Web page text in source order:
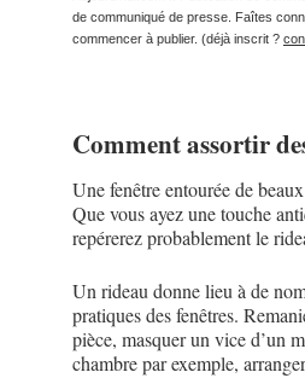
de communiqué de presse. Faîtes
commencer à publier. (déjà inscrit ?
Comment assortir
Une fenêtre entourée de
Que vous ayez une touche
repérerez probablement le
Un rideau donne lieu à de
pratiques des fenêtres.
pièce, masquer un vice d’un
chambre par exemple,